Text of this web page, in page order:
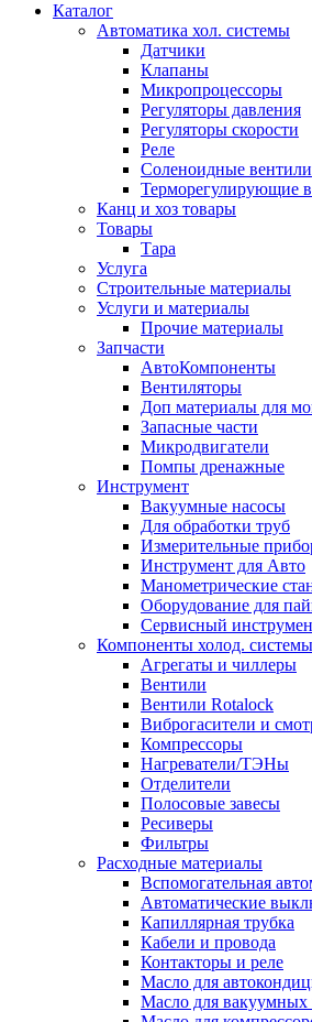
Каталог
Автоматика хол. системы
Датчики
Клапаны
Микропроцессоры
Регуляторы давления
Регуляторы скорости
Реле
Соленоидные вентили
Терморегулирующие
Канц и хоз товары
Товары
Тара
Услуга
Строительные материалы
Услуги и материалы
Прочие материалы
Запчасти
АвтоКомпоненты
Вентиляторы
Доп материалы для
Запасные части
Микродвигатели
Помпы дренажные
Инструмент
Вакуумные насосы
Для обработки труб
Измерительные
Инструмент для Авто
Манометрические
Оборудование для
Сервисный
Компоненты холод. системы
Агрегаты и чиллеры
Вентили
Вентили Rotalock
Виброгасители и
Компрессоры
Нагреватели/ТЭНы
Отделители
Полосовые завесы
Ресиверы
Фильтры
Расходные материалы
Вспомогательная
Автоматические
Капиллярная трубка
Кабели и провода
Контакторы и реле
Масло для
Масло для вакуумных